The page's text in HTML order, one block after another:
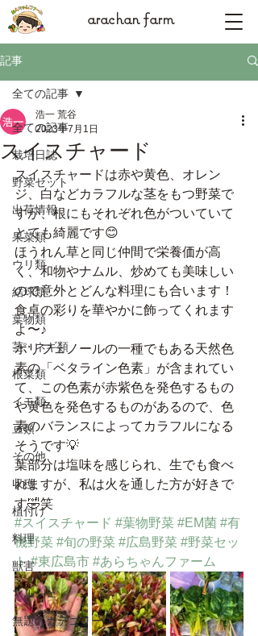
arachan farm
記事
全ての記事
栽培日誌
野菜セット
出荷情報
果菜類
ウリ類
結球類
葉物類
茎・ネギ類
根菜類
イモ類
豆類
その他
収穫
植付け
料理
獣害
マルシェ
無題のカテゴリー
全ての記事
スイスチャード
浩一 荒谷
2023年7月1日
スイスチャードは赤や黄色、オレン
ジ、白などカラフルな茎をもつ野菜で
すが、根にもそれぞれ色がついていて
とても綺麗です😊
ほうれん草と同じ仲間で栄養価が高
く、和物やナムル、炒めても美味しい
ので意外とどんな料理にも合います！
食卓の彩りを華やかに飾ってくれます
よ〜♪
ポリフェノールの一種でもある天然色
素の「ベタライン色素」が含まれてい
て、この色素が赤紫色を発色するもの
や黄色を発色するものがあるので、色
素のバランスによってカラフルになる
そうです💡
葉部分は塩味を感じられ、生でも食べ
れますが、私は火を通した方が好きで
す🤣笑
#スイスチャード #葉物野菜 #EM菌 #有
機野菜 #旬の野菜 #広島野菜 #野菜セッ
ト #東広島市 #あらちゃんファーム